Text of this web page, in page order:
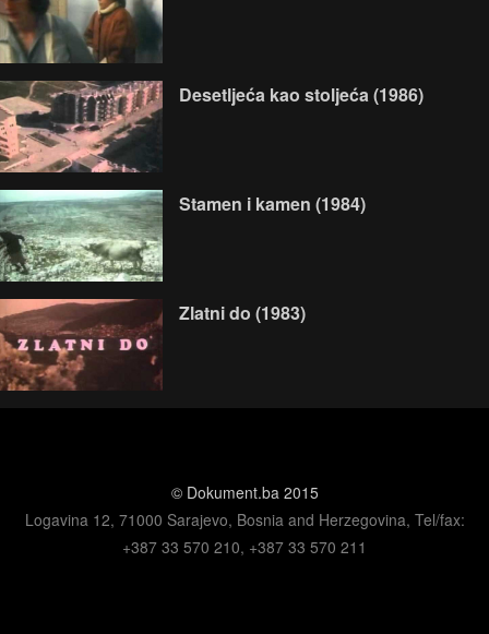
Desetljeća kao stoljeća (1986)
Stamen i kamen (1984)
Zlatni do (1983)
© Dokument.ba 2015
Logavina 12, 71000 Sarajevo, Bosnia and Herzegovina, Tel/fax:
+387 33 570 210, +387 33 570 211